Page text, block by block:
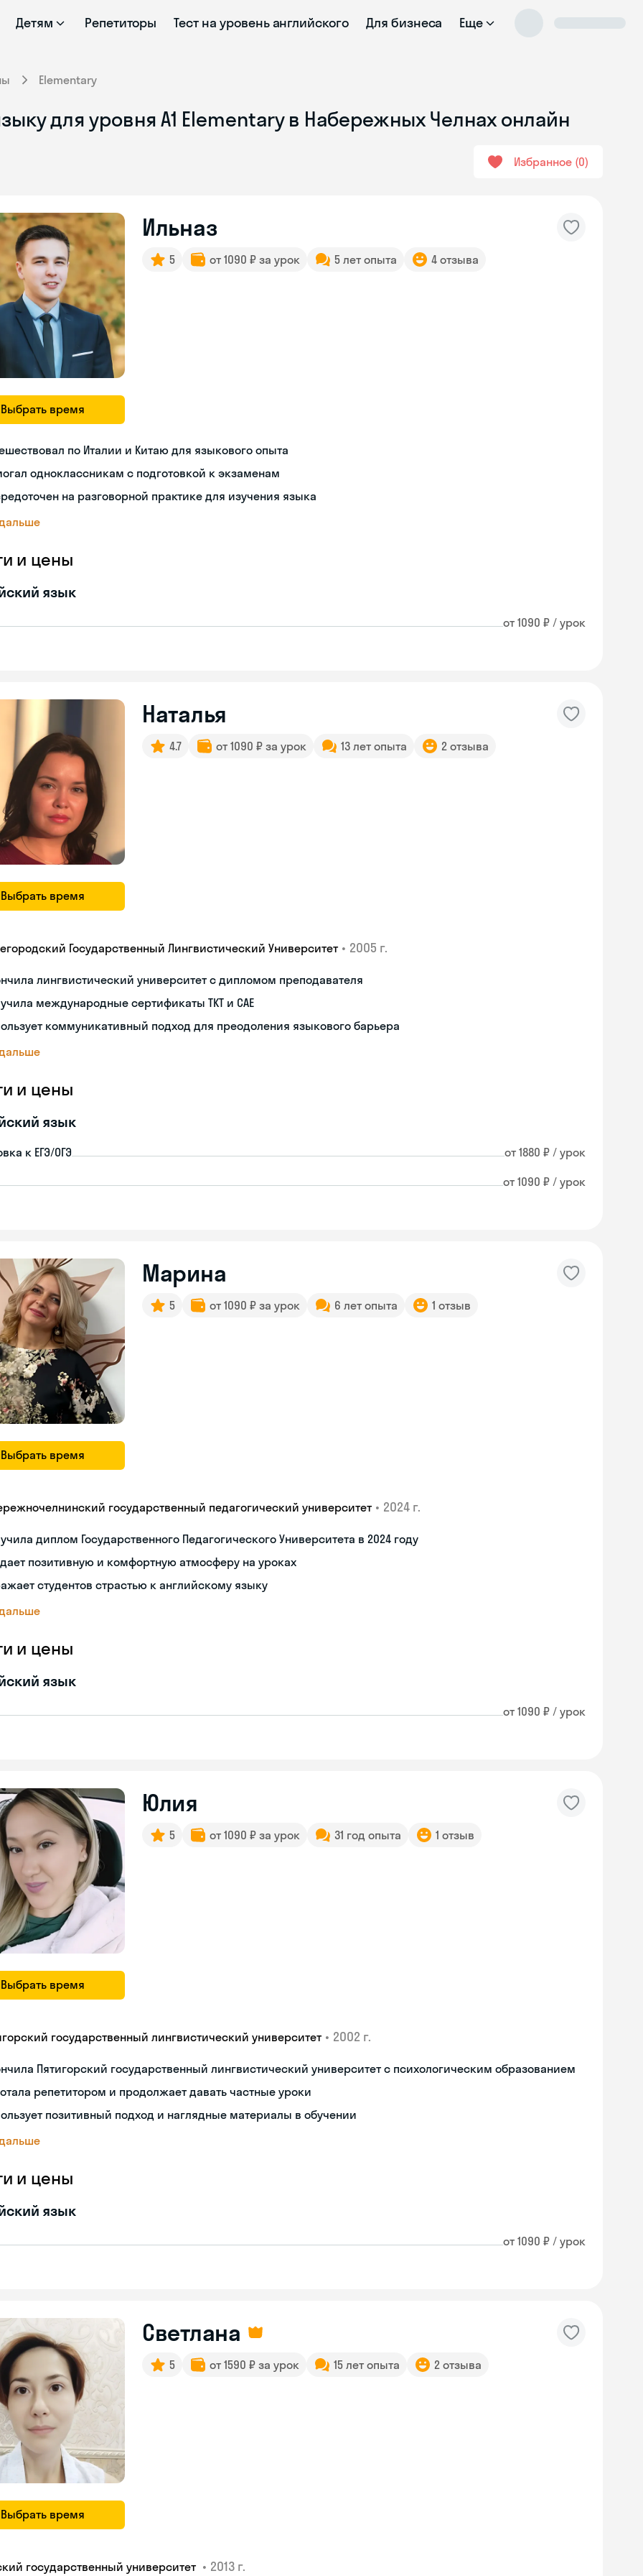
Детям Репетиторы Тест на уровень английского Для бизнеса Еще
Elementary
для уровня A1 Elementary в Набережных Челнах онлайн
Избранное 0
Выбрать время
Ильназ
5 от 1090 ₽ за урок 5 лет опыта 4 отзыва
по Италии и Китаю для языкового опыта
одноклассникам с подготовкой к экзаменам
на разговорной практике для изучения языка
и цены
язык
от 1090 ₽ / урок
Выбрать время
Наталья
4.7 от 1090 ₽ за урок 13 лет опыта 2 отзыва
Государственный Лингвистический Университет • 2005 г.
лингвистический университет с дипломом преподавателя
международные сертификаты TKT и CAE
коммуникативный подход для преодоления языкового барьера
и цены
язык
к ЕГЭ/ОГЭ от 1880 ₽ / урок
от 1090 ₽ / урок
Выбрать время
Марина
5 от 1090 ₽ за урок 6 лет опыта 1 отзыв
государственный педагогический университет • 2024 г.
диплом Государственного Педагогического Университета в 2024 году
позитивную и комфортную атмосферу на уроках
студентов страстью к английскому языку
и цены
язык
от 1090 ₽ / урок
Выбрать время
Юлия
5 от 1090 ₽ за урок 31 год опыта 1 отзыв
государственный лингвистический университет • 2002 г.
Пятигорский государственный лингвистический университет с психологическим образованием
репетитором и продолжает давать частные уроки
позитивный подход и наглядные материалы в обучении
и цены
язык
от 1090 ₽ / урок
Выбрать время
Светлана
5 от 1590 ₽ за урок 15 лет опыта 2 отзыва
государственный университет • 2013 г.